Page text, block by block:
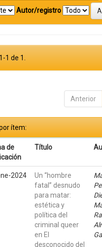
Autor/registro
1 de 1.
Anterior
ítem:
de
Título
2024
Un “hombre
fatal” desnudo
para matar:
estética y
política del
criminal queer
en El
desconocido del